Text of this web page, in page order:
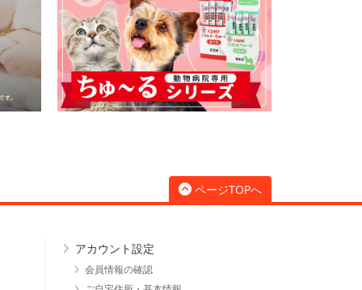
ページTOPへ
アカウント設定
会員情報の確認